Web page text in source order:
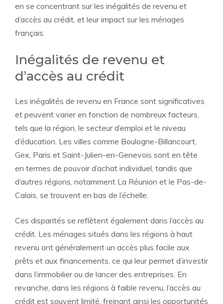
en se concentrant sur les inégalités de revenu et
d’accès au crédit, et leur impact sur les ménages
français.
Inégalités de revenu et
d’accès au crédit
Les inégalités de revenu en France sont significatives
et peuvent varier en fonction de nombreux facteurs,
tels que la région, le secteur d’emploi et le niveau
d’éducation. Les villes comme Boulogne-Billancourt,
Gex, Paris et Saint-Julien-en-Genevois sont en tête
en termes de pouvoir d’achat individuel, tandis que
d’autres régions, notamment La Réunion et le Pas-de-
Calais, se trouvent en bas de l’échelle.
Ces disparités se reflètent également dans l’accès au
crédit. Les ménages situés dans les régions à haut
revenu ont généralement un accès plus facile aux
prêts et aux financements, ce qui leur permet d’investir
dans l’immobilier ou de lancer des entreprises. En
revanche, dans les régions à faible revenu, l’accès au
crédit est souvent limité, freinant ainsi les opportunités